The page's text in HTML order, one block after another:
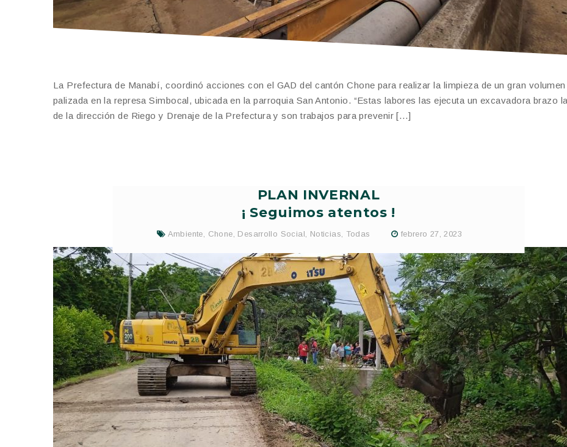
La Prefectura de Manabí, coordinó acciones con el GAD del cantón Chone para realizar la limpieza de un gran volumen
palizada en la represa Simbocal, ubicada en la parroquia San Antonio. “Estas labores las ejecuta un excavadora brazo
de la dirección de Riego y Drenaje de la Prefectura y son trabajos para prevenir […]
PLAN INVERNAL
¡ Seguimos atentos !
Ambiente, Chone, Desarrollo Social, Noticias, Todas febrero 27, 2023